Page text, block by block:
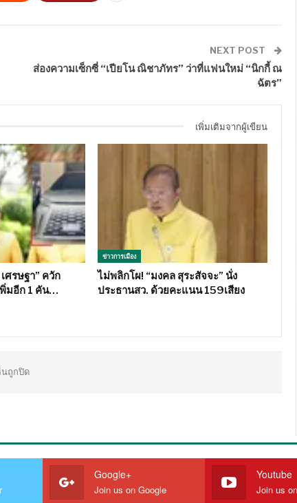
NEXT POST
ส่องความเซ็กซี่ “เปียโน ณิชาภัทร” ว่าที่แฟนใหม่ “นิกกี้ ณ
ฉัตร”
เพิ่มเติมจากผู้เขียน
ศรษฐา” ควัก
พิ่มอีก 1 คัน…
ข่าวการเมือง
ไม่พลิกโผ! “มงคล สุระสัจจะ” นั่ง
ประธานสว. ด้วยคะแนน 159เสียง
นถูกปิด
Google+
Join us on Google
Youtube
Join us